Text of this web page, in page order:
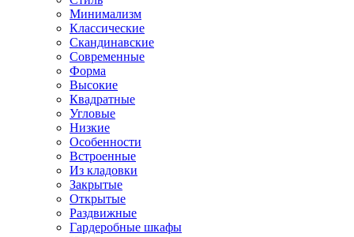
Минимализм
Классические
Скандинавские
Современные
Форма
Высокие
Квадратные
Угловые
Низкие
Особенности
Встроенные
Из кладовки
Закрытые
Открытые
Раздвижные
Гардеробные шкафы